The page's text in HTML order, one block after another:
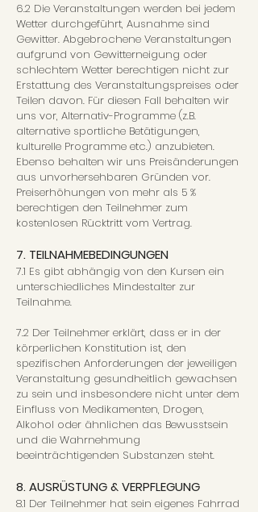
6.2 Die Veranstaltungen werden bei jedem
Wetter durchgeführt, Ausnahme sind
Gewitter. Abgebrochene Veranstaltungen
aufgrund von Gewitterneigung oder
schlechtem Wetter berechtigen nicht zur
Erstattung des Veranstaltungspreises oder
Teilen davon. Für diesen Fall behalten wir
uns vor, Alternativ-Programme (z.B.
alternative sportliche Betätigungen,
kulturelle Programme etc.) anzubieten.
Ebenso behalten wir uns Preisänderungen
aus unvorhersehbaren Gründen vor.
Preiserhöhungen von mehr als 5 %
berechtigen den Teilnehmer zum
kostenlosen Rücktritt vom Vertrag.
7. TEILNAHMEBEDINGUNGEN
7.1 Es gibt abhängig von den Kursen ein
unterschiedliches Mindestalter zur
Teilnahme.
7.2 Der Teilnehmer erklärt, dass er in der
körperlichen Konstitution ist, den
spezifischen Anforderungen der jeweiligen
Veranstaltung gesundheitlich gewachsen
zu sein und insbesondere nicht unter dem
Einfluss von Medikamenten, Drogen,
Alkohol oder ähnlichen das Bewusstsein
und die Wahrnehmung
beeinträchtigenden Substanzen steht.
8. AUSRÜSTUNG & VERPFLEGUNG
8.1 Der Teilnehmer hat sein eigenes Fahrrad